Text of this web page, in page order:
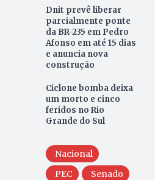
Dnit prevê liberar
parcialmente ponte
da BR-235 em Pedro
Afonso em até 15 dias
e anuncia nova
construção
Ciclone bomba deixa
um morto e cinco
feridos no Rio
Grande do Sul
Nacional
PEC
Senado